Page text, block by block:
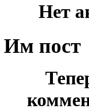
Нет
Им пост